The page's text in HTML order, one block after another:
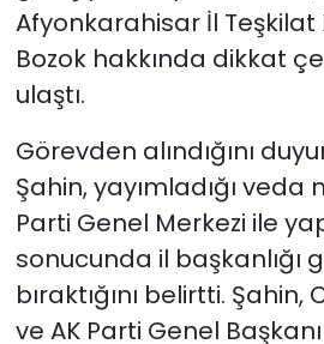
Afyonkarahisar İl Teşkilat
Bozok hakkında dikkat
ulaştı.
Görevden alındığını
Şahin, yayımladığı veda
Parti Genel Merkezi ile
sonucunda il başkanlığı
bıraktığını belirtti.
ve AK Parti Genel